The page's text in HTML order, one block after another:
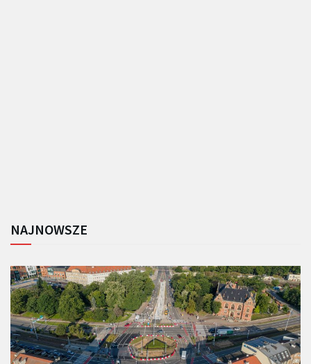
NAJNOWSZE